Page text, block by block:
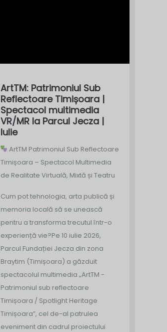
ArtTM: Patrimoniul Sub
Reflectoare Timișoara |
Spectacol multimedia
VR/MR la Parcul Jecza |
Iulie
ArtTM Patrimoniul Sub Reflectoare
Timișoara – Spectacol Multimedia
de Realitate Virtuală, Mixtă și Teatru
Cum pot tehnologia, arta publică și
memoria locală să se unească
pentru a transforma trecutul într-o
experiență vie?Pe 10 iulie 2026,
Parcul Fundației Jecza din zona
Braytim (Timișoara) a găzduit
spectacolul multimedia „ArtTM -
Patrimoniul sub reflectoare
Timișoara / Spotlight Heritage
Timișoara”, cel de-al patrulea
eveniment din cadrul proiectului